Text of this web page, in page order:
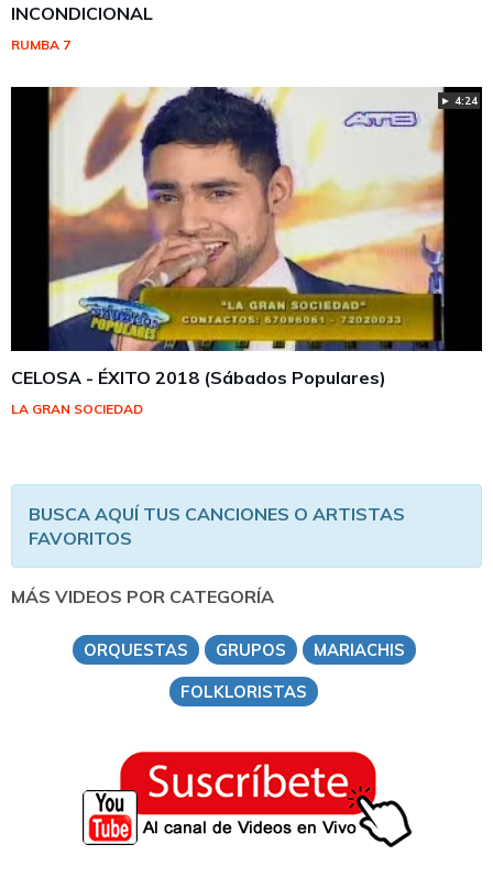
INCONDICIONAL
RUMBA 7
► 4:24
CELOSA - ÉXITO 2018 (Sábados Populares)
LA GRAN SOCIEDAD
BUSCA AQUÍ TUS CANCIONES O ARTISTAS
FAVORITOS
MÁS VIDEOS POR CATEGORÍA
ORQUESTAS GRUPOS
MARIACHIS
FOLKLORISTAS